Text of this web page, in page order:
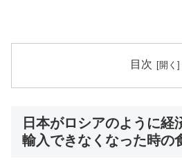
目次
日本がロシアのように経
輸入できなくなった時の